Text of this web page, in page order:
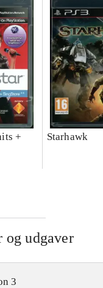
+
Starhawk
og udgaver
3